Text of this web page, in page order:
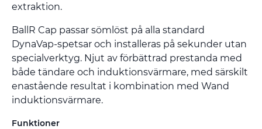
extraktion.
BallR Cap passar sömlöst på alla standard
DynaVap-spetsar och installeras på sekunder utan
specialverktyg. Njut av förbättrad prestanda med
både tändare och induktionsvärmare, med särskilt
enastående resultat i kombination med Wand
induktionsvärmare.
Funktioner